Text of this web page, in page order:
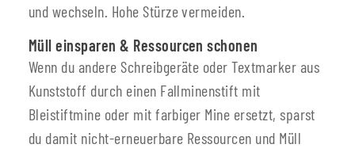
und wechseln. Hohe Stürze vermeiden.
Müll einsparen & Ressourcen schonen
Wenn du andere Schreibgeräte oder Textmarker aus
Kunststoff durch einen Fallminenstift mit
Bleistiftmine oder mit farbiger Mine ersetzt, sparst
du damit nicht-erneuerbare Ressourcen und Müll